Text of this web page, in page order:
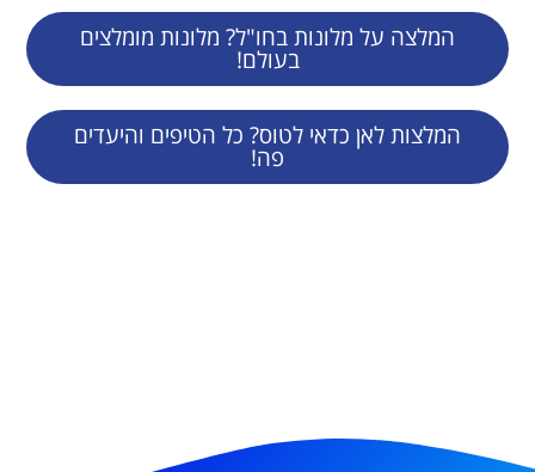
המלצה על מלונות בחו"ל? מלונות מומלצים
בעולם!
המלצות לאן כדאי לטוס? כל הטיפים והיעדים
פה!